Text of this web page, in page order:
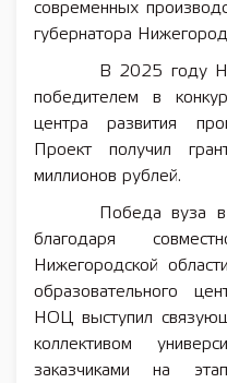
современных
губернатора
В 2025 году
победителем в
центра развития
Проект получил
миллионов рублей.
Победа вуза
благодаря
Нижегородской
образовательного
НОЦ выступил
коллективом
заказчиками на